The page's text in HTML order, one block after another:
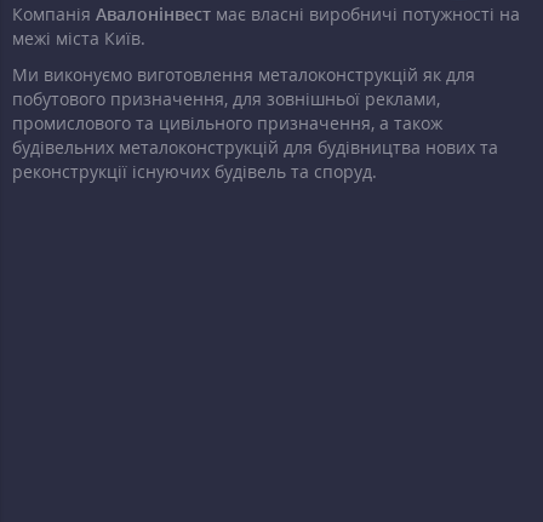
Компанія Авалонінвест має власні виробничі потужності на
межі міста Київ.
Ми виконуємо виготовлення металоконструкцій як для
побутового призначення, для зовнішньої реклами,
промислового та цивільного призначення, а також
будівельних металоконструкцій для будівництва нових та
реконструкції існуючих будівель та споруд.